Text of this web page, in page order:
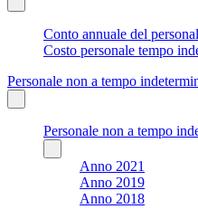
Conto annuale del
Costo personale tempo
Personale non a tempo
Personale non a tempo
Anno 2021
Anno 2019
Anno 2018